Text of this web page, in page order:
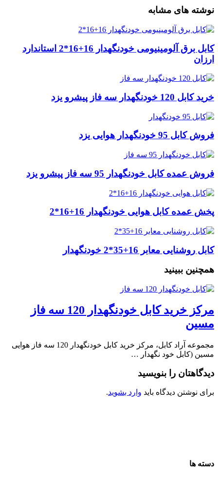
نوشته های مشابه
کابل برق آلومینیومی خودنگهدار 16+16*2 استاندارد
ارزان
خرید کابل 120 خودنگهدار سه فاز پیشرو یزد
فروش کابل 95 خودنگهدار هوایی یزد
فروش عمده کابل خودنگهدار 95 سه فاز پیشرو یزد
پخش عمده کابل هوایی خودنگهدار 16+16*2
کابل روشنایی معابر 16+35*2 خودنگهدار
همچنین ببینید
مرکز خرید کابل خودنگهدار 120 سه فاز
مسین
مجموعه آراد کابل، مرکز خرید کابل خودنگهدار 120 سه فاز هوایی
مسین (کابل خود نگهدار …
دیدگاهتان را بنویسید
برای نوشتن دیدگاه باید وارد بشوید.
دسته ها